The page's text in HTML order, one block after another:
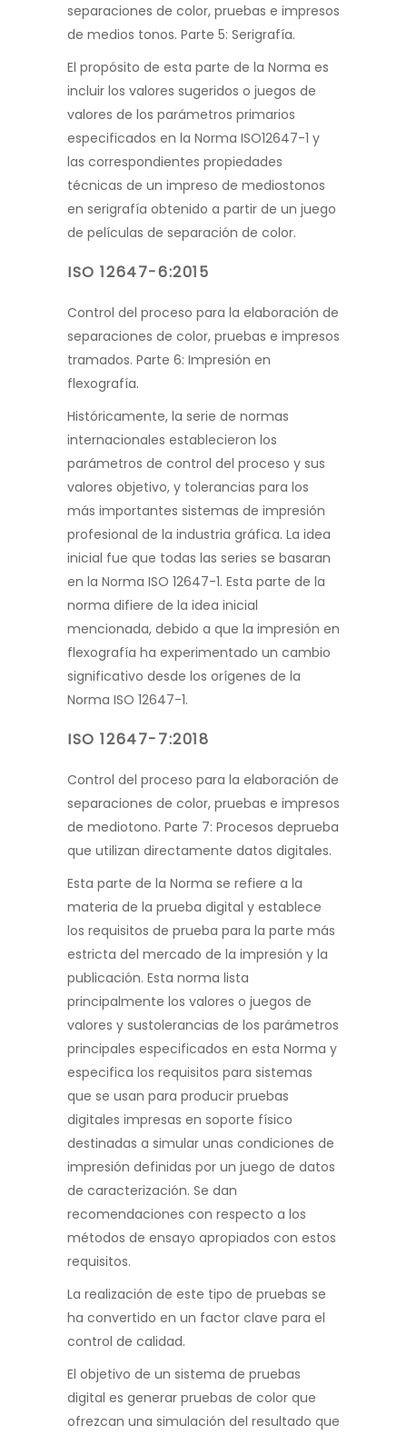
separaciones de color, pruebas e impresos
de medios tonos. Parte 5: Serigrafía.
El propósito de esta parte de la Norma es
incluir los valores sugeridos o juegos de
valores de los parámetros primarios
especificados en la Norma ISO12647-1 y
las correspondientes propiedades
técnicas de un impreso de mediostonos
en serigrafía obtenido a partir de un juego
de películas de separación de color.
ISO 12647-6:2015
Control del proceso para la elaboración de
separaciones de color, pruebas e impresos
tramados. Parte 6: Impresión en
flexografía.
Históricamente, la serie de normas
internacionales establecieron los
parámetros de control del proceso y sus
valores objetivo, y tolerancias para los
más importantes sistemas de impresión
profesional de la industria gráfica. La idea
inicial fue que todas las series se basaran
en la Norma ISO 12647-1. Esta parte de la
norma difiere de la idea inicial
mencionada, debido a que la impresión en
flexografía ha experimentado un cambio
significativo desde los orígenes de la
Norma ISO 12647-1.
ISO 12647-7:2018
Control del proceso para la elaboración de
separaciones de color, pruebas e impresos
de mediotono. Parte 7: Procesos deprueba
que utilizan directamente datos digitales.
Esta parte de la Norma se refiere a la
materia de la prueba digital y establece
los requisitos de prueba para la parte más
estricta del mercado de la impresión y la
publicación. Esta norma lista
principalmente los valores o juegos de
valores y sustolerancias de los parámetros
principales especificados en esta Norma y
especifica los requisitos para sistemas
que se usan para producir pruebas
digitales impresas en soporte físico
destinadas a simular unas condiciones de
impresión definidas por un juego de datos
de caracterización. Se dan
recomendaciones con respecto a los
métodos de ensayo apropiados con estos
requisitos.
La realización de este tipo de pruebas se
ha convertido en un factor clave para el
control de calidad.
El objetivo de un sistema de pruebas
digital es generar pruebas de color que
ofrezcan una simulación del resultado que